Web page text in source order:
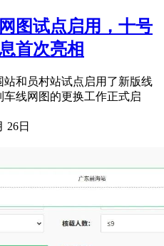
图试点启用，十号
首次亮相
和员村站试点启用了新版线
线网图的更换工作正式启
26日